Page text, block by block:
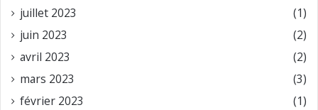
juillet 2023
(1)
juin 2023
(2)
avril 2023
(2)
mars 2023
(3)
février 2023
(1)